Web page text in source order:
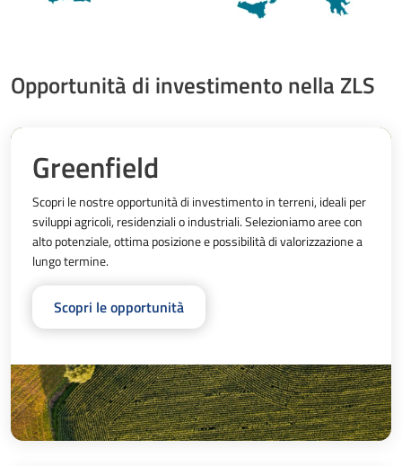
Opportunità di investimento nella ZLS
Greenfield
Scopri le nostre opportunità di investimento in terreni, ideali per
sviluppi agricoli, residenziali o industriali. Selezioniamo aree con
alto potenziale, ottima posizione e possibilità di valorizzazione a
lungo termine.
Scopri le opportunità